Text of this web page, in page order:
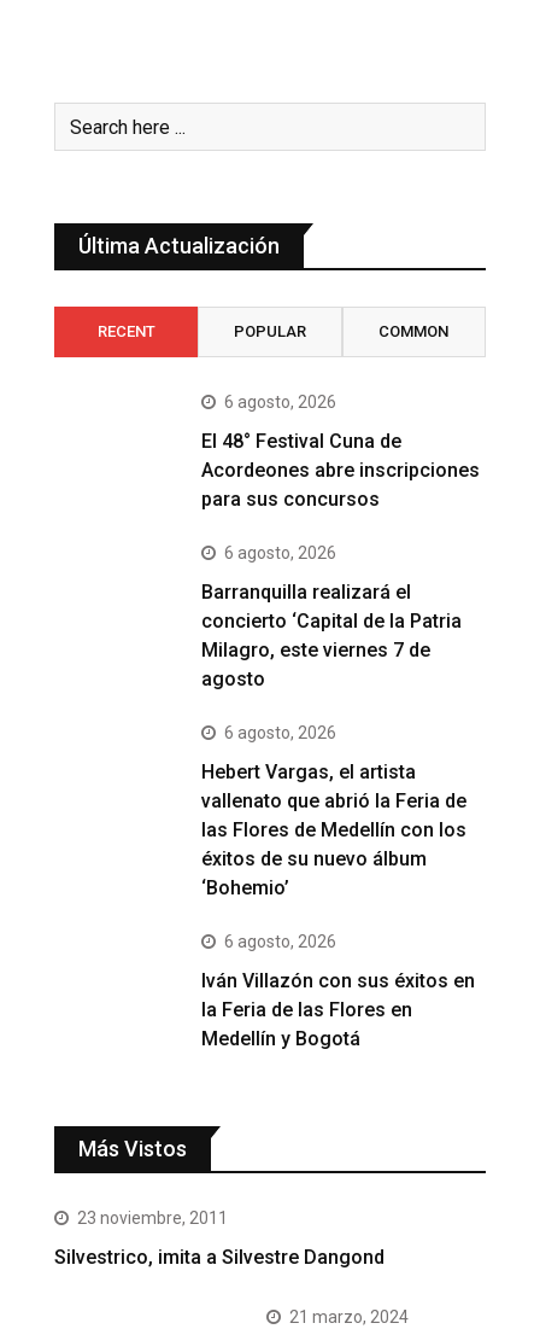
Última Actualización
RECENT POPULAR COMMON
6 agosto, 2026
El 48° Festival Cuna de
Acordeones abre inscripciones
para sus concursos
6 agosto, 2026
Barranquilla realizará el
concierto ‘Capital de la Patria
Milagro, este viernes 7 de
agosto
6 agosto, 2026
Hebert Vargas, el artista
vallenato que abrió la Feria de
las Flores de Medellín con los
éxitos de su nuevo álbum
‘Bohemio’
6 agosto, 2026
Iván Villazón con sus éxitos en
la Feria de las Flores en
Medellín y Bogotá
Más Vistos
23 noviembre, 2011
Silvestrico, imita a Silvestre Dangond
21 marzo, 2024